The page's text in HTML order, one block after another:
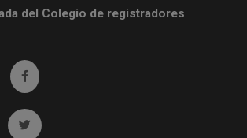
del Colegio de registradores
Ir a facebook (abre en ventana nueva)
Ir a twitter (abre en ventana nueva)